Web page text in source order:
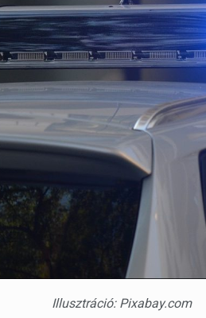
Illusztráció: Pixabay.com